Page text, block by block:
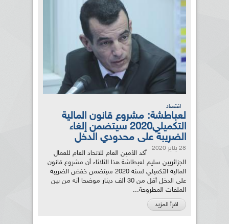
اقتصاد
لعباطشة: مشروع قانون المالية
التكميلي2020 سيتضمن إلغاء
الضريبة على محدودي الدخل
28 يناير 2020
أكد الأمين العام للاتحاد العام للعمال
الجزائريين سليم لعبطاشة هذا الثلاثاء أن مشروع قانون
المالية التكميلي لسنة 2020 سيتضمن خفض الضريبة
على الدخل أقل من 30 ألف دينار موضحا أنه من بين
الملفات المطروحة...
اقرأ المزيد